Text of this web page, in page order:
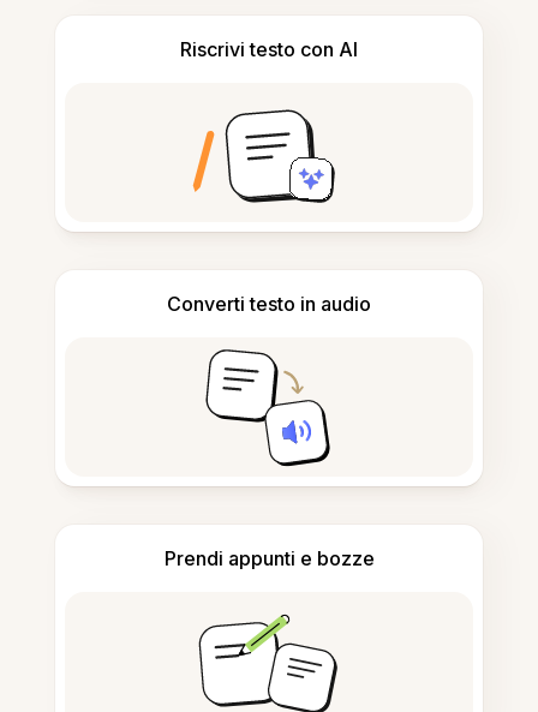
Riscrivi testo con AI
Converti testo in audio
Prendi appunti e bozze